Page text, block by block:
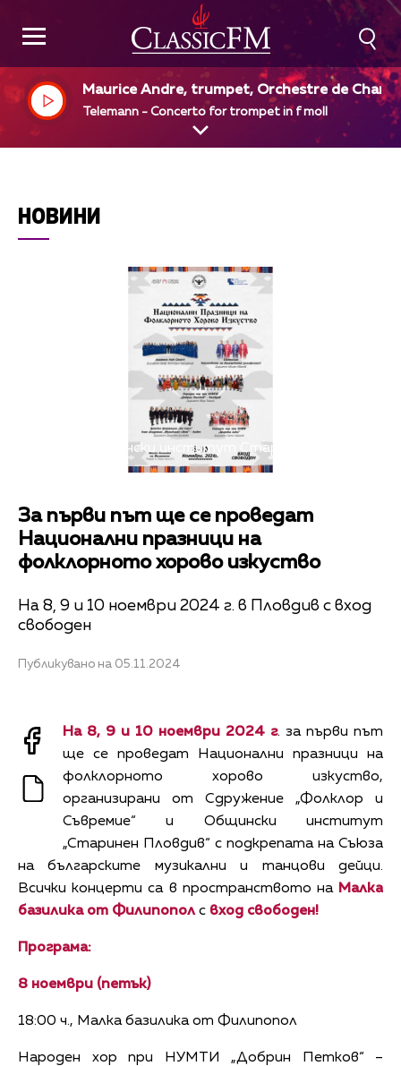
Maurice Andre, trumpet, Orchestre de
e de Rouen, Albert Beaucamp, dir
Telemann - Concerto for trompet in f moll
НОВИНИ
Снимка: Общински институт Старинен Пловдив
За първи път ще се проведат
Национални празници на
фолклорното хорово изкуство
На 8, 9 и 10 ноември 2024 г. в Пловдив с вход
свободен
Публикувано на 05.11.2024
На 8, 9 и 10 ноември 2024 г. за първи път
ще се проведат Национални празници на
фолклорното хорово изкуство,
организирани от Сдружение „Фолклор и
Съвремие“ и Общински институт
„Старинен Пловдив“ с подкрепата на Съюза
на българските музикални и танцови дейци.
Всички концерти са в пространството на Малка
базилика от Филипополс вход свободен!
Програма:
8 ноември (петък)
18:00 ч., Малка базилика от Филипопол
Народен хор при НУМТИ „Добрин Петков“ –